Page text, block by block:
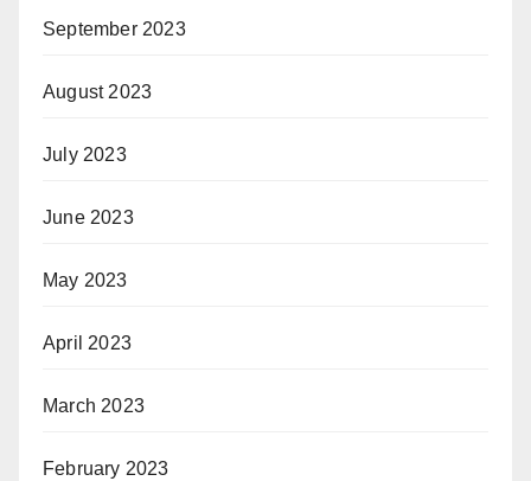
September 2023
August 2023
July 2023
June 2023
May 2023
April 2023
March 2023
February 2023